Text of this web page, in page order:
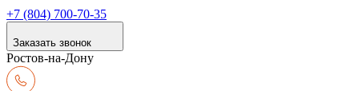
+7 (804) 700-70-35
Заказать звонок
Ростов-на-Дону